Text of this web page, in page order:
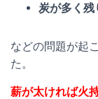
炭が多く残
などの問題が起
た。
薪が太ければ火